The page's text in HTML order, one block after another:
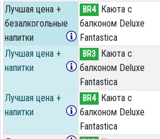
Лучшая цена +
безалкогольные
напитки
BR4
Каюта с
балконом Deluxe
Fantastica
Лучшая цена +
напитки
BR3
Каюта с
балконом Deluxe
Fantastica
Лучшая цена +
напитки
BR4
Каюта с
балконом Deluxe
Fantastica